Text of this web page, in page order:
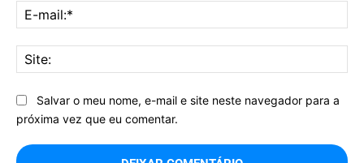
Salvar o meu nome, e-mail e site neste navegador para a
próxima vez que eu comentar.